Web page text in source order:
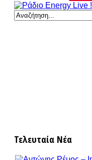
Τελευταία Νέα